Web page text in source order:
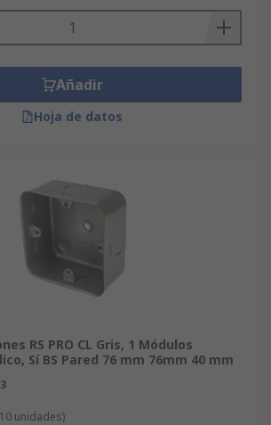
Añadir
Hoja de datos
RS PRO CL Gris, 1 Módulos
Sí BS Pared 76 mm 76mm 40 mm
unidades)